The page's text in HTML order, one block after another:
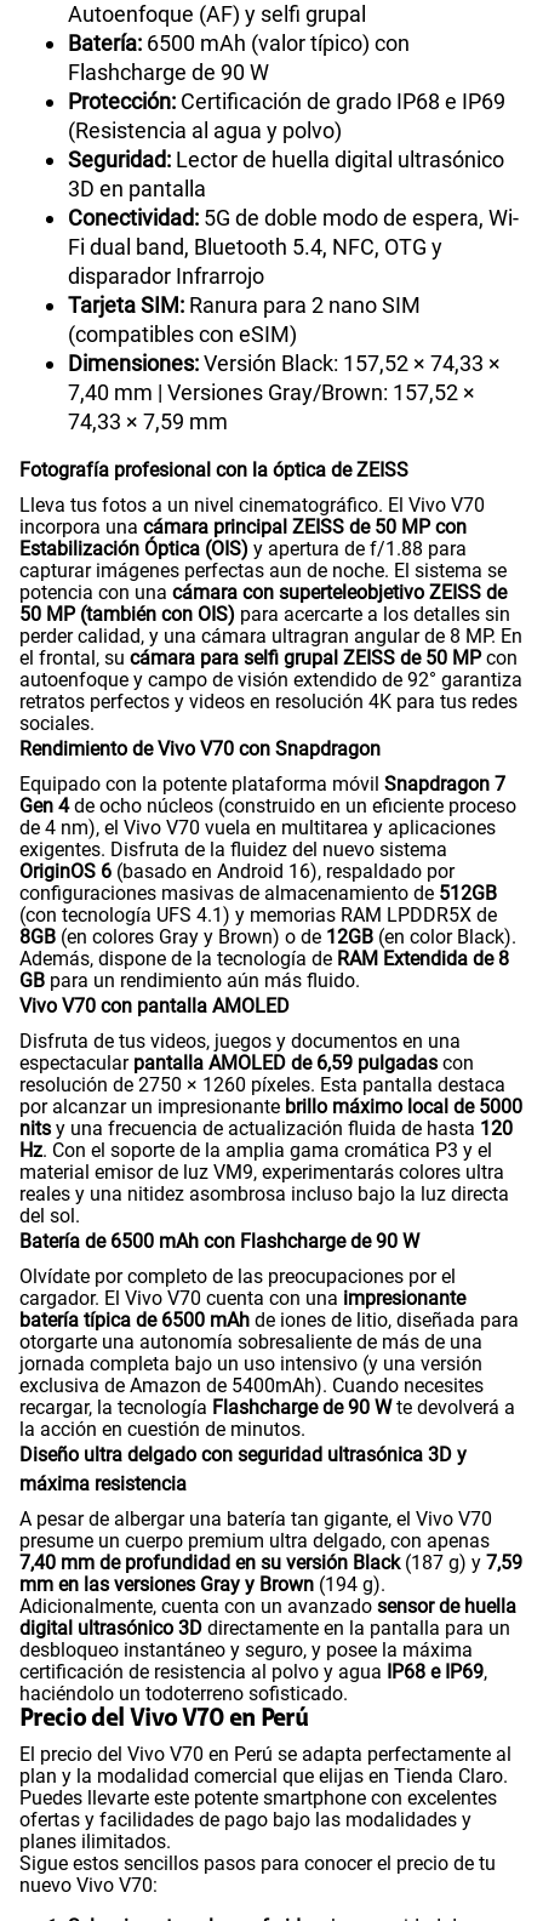
Autoenfoque (AF) y selfi grupal
Batería: 6500 mAh (valor típico) con
Flashcharge de 90 W
Protección: Certificación de grado IP68 e IP69
(Resistencia al agua y polvo)
Seguridad: Lector de huella digital ultrasónico
3D en pantalla
Conectividad: 5G de doble modo de espera, Wi-
Fi dual band, Bluetooth 5.4, NFC, OTG y
disparador Infrarrojo
Tarjeta SIM: Ranura para 2 nano SIM
(compatibles con eSIM)
Dimensiones:Versión Black: 157,52 × 74,33 ×
7,40 mm | Versiones Gray/Brown: 157,52 ×
74,33 × 7,59 mm
Fotografía profesional con la óptica de ZEISS
Lleva tus fotos a un nivel cinematográfico. El Vivo V70
incorpora una cámara principal ZEISS de 50 MP con
Estabilización Óptica (OIS) y apertura de f/1.88 para
capturar imágenes perfectas aun de noche. El sistema se
potencia con una cámara con superteleobjetivo ZEISS de
50 MP (también con OIS) para acercarte a los detalles sin
perder calidad, y una cámara ultragran angular de 8 MP. En
el frontal, su cámara para selfi grupal ZEISS de 50 MPcon
autoenfoque y campo de visión extendido de 92° garantiza
retratos perfectos y videos en resolución 4K para tus redes
sociales.
Rendimiento de Vivo V70 con Snapdragon
Equipado con la potente plataforma móvil Snapdragon 7
Gen 4de ocho núcleos (construido en un eficiente proceso
de 4 nm), el Vivo V70 vuela en multitarea y aplicaciones
exigentes. Disfruta de la fluidez del nuevo sistema
OriginOS 6 (basado en Android 16), respaldado por
configuraciones masivas de almacenamiento de 512GB
(con tecnología UFS 4.1) y memorias RAM LPDDR5X de
8GB (en colores Gray y Brown) o de 12GB (en color Black).
Además, dispone de la tecnología de RAM Extendida de 8
GB para un rendimiento aún más fluido.
Vivo V70 con pantalla AMOLED
Disfruta de tus videos, juegos y documentos en una
espectacular pantalla AMOLED de 6,59 pulgadas con
resolución de 2750 × 1260 píxeles. Esta pantalla destaca
por alcanzar un impresionante brillo máximo local de 5000
nits y una frecuencia de actualización fluida de hasta 120
Hz. Con el soporte de la amplia gama cromática P3 y el
material emisor de luz VM9, experimentarás colores ultra
reales y una nitidez asombrosa incluso bajo la luz directa
del sol.
Batería de 6500 mAh con Flashcharge de 90 W
Olvídate por completo de las preocupaciones por el
cargador. El Vivo V70 cuenta con una impresionante
batería típica de 6500 mAh de iones de litio, diseñada para
otorgarte una autonomía sobresaliente de más de una
jornada completa bajo un uso intensivo (y una versión
exclusiva de Amazon de 5400mAh). Cuando necesites
recargar, la tecnología Flashcharge de 90 Wte devolverá a
la acción en cuestión de minutos.
Diseño ultra delgado con seguridad ultrasónica 3D y
máxima resistencia
A pesar de albergar una batería tan gigante, el Vivo V70
presume un cuerpo premium ultra delgado, con apenas
7,40 mm de profundidad en su versión Black(187 g) y 7,59
mm en las versiones Gray y Brown (194 g).
Adicionalmente, cuenta con un avanzado sensor de huella
digital ultrasónico 3D directamente en la pantalla para un
desbloqueo instantáneo y seguro, y posee la máxima
certificación de resistencia al polvo y agua
IP68 e IP69,
haciéndolo un todoterreno sofisticado.
Precio del Vivo V70 en Perú
El precio del Vivo V70 en Perú se adapta perfectamente al
plan y la modalidad comercial que elijas en Tienda Claro.
Puedes llevarte este potente smartphone con excelentes
ofertas y facilidades de pago bajo las modalidades y
planes ilimitados.
Sigue estos sencillos pasos para conocer el precio de tu
nuevo Vivo V70: